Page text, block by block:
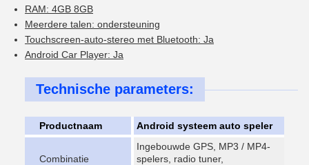
RAM: 4GB 8GB
Meerdere talen: ondersteuning
Touchscreen-auto-stereo met Bluetooth: Ja
Android Car Player: Ja
Technische parameters:
Productnaam Android systeem auto speler
Combinatie
Ingebouwde GPS, MP3 / MP4-
spelers, radio tuner,